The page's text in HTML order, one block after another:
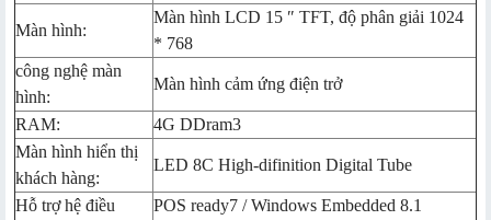
Màn hình:
Màn hình LCD 15 ″ TFT, độ phân giải 1024
* 768
công nghệ màn
hình:
Màn hình cảm ứng điện trở
RAM:
4G DDram3
Màn hình hiển thị
khách hàng:
LED 8C High-difinition Digital Tube
Hỗ trợ hệ điều
POS ready7 / Windows Embedded 8.1